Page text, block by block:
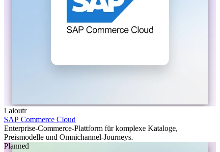
Laioutr
SAP Commerce Cloud
Enterprise-Commerce-Plattform für komplexe Kataloge,
Preismodelle und Omnichannel-Journeys.
Planned